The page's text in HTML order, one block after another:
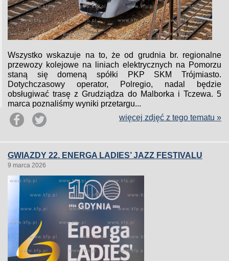
Wszystko wskazuje na to, że od grudnia br. regionalne
przewozy kolejowe na liniach elektrycznych na Pomorzu
staną się domeną spółki PKP SKM Trójmiasto.
Dotychczasowy operator, Polregio, nadal będzie
obsługiwać trasę z Grudziądza do Malborka i Tczewa. 5
marca poznaliśmy wyniki przetargu...
więcej zdjęć z tego tematu »
GWIAZDY 22. ENERGA LADIES’ JAZZ FESTIVALU
9 marca 2026